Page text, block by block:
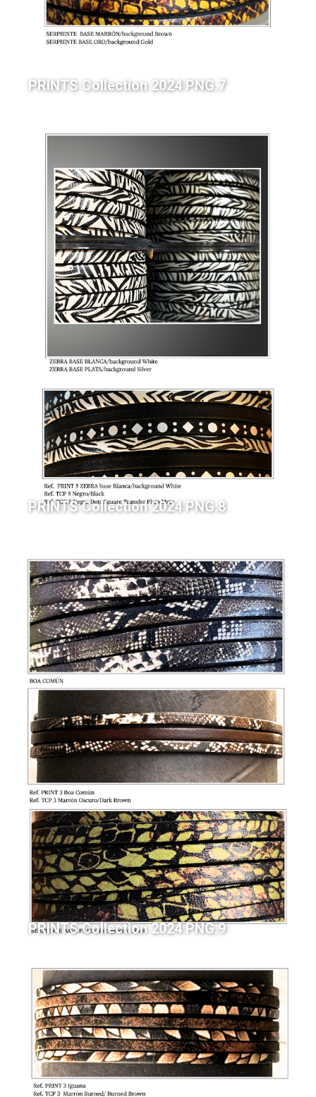
PRINTS Collection 2024 PNG.7
PRINTS Collection 2024 PNG.8
PRINTS Collection 2024 PNG.9